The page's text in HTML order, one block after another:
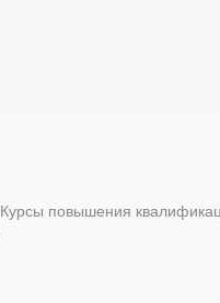
Курсы повышения